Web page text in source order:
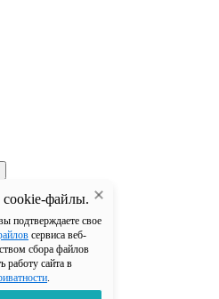
cookie-файлы.
подтверждаете свое
сервиса веб-
сбора файлов
работу сайта в
.